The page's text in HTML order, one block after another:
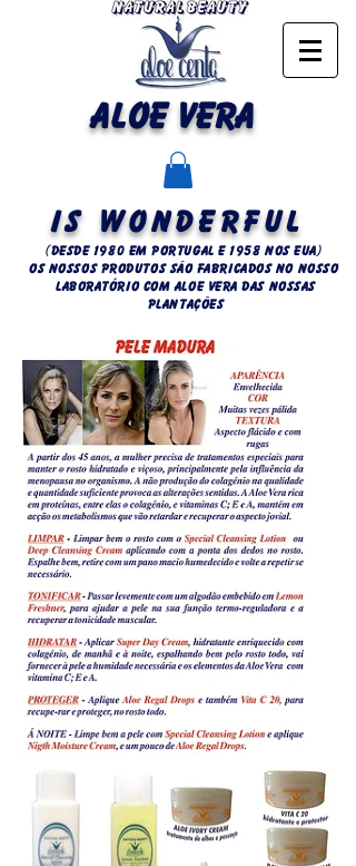
ALOE VERA
IS WONDERFUL
(Desde 1980 em Portugal e 1958 NOS EUA)
OS NOSSOS PRODUTOS SÃO FABRICADOS NO NOSSO
LABORATÓRIO COM ALOE VERA DAS NOSSAS
PLANTAÇÕES